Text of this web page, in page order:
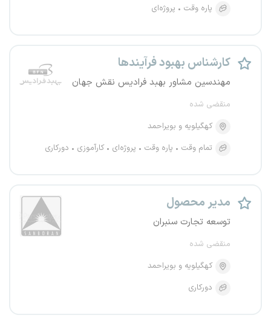
پاره وقت
پروژه‌ای
کارشناس بهبود فرآیندها
مهندسین مشاور بهبد فرادیس نقش جهان
منقضی شده
کهگیلویه و بویراحمد
تمام وقت
پاره وقت پروژه‌ای کارآموزی دورکاری
مدیر محصول
توسعه تجارت سنبران
منقضی شده
کهگیلویه و بویراحمد
دورکاری